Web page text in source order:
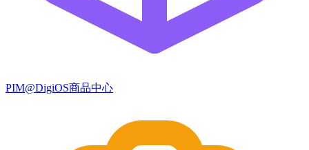
PIM@DigiOS商品中心